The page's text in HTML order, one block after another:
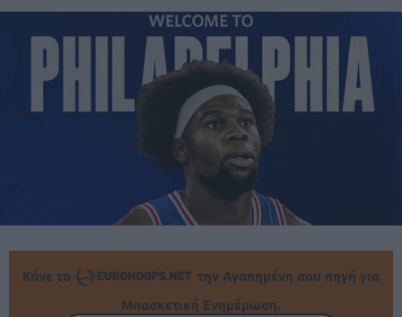
Κάνε το
την Αγαπημένη σου πηγή για
Μπασκετική Ενημέρωση.